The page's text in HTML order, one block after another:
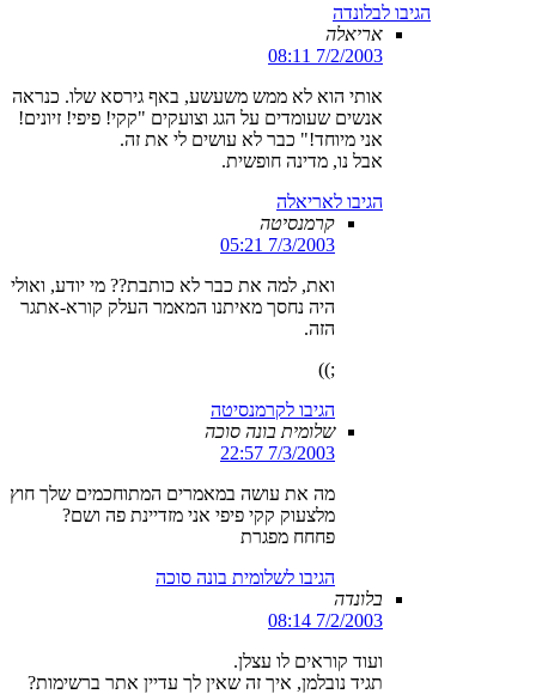
הגיבו לבלונדה
אריאלה
7/2/2003 08:11
אותי הוא לא ממש משעשע, באף גירסא שלו. כנראה
אנשים שעומדים על הגג וצועקים "קקי! פיפי! זיונים!
אני מיוחד!" כבר לא עושים לי את זה.
אבל נו, מדינה חופשית.
הגיבו לאריאלה
קרמנסיטה
7/3/2003 05:21
ואת, למה את כבר לא כותבת?? מי יודע, ואולי
היה נחסך מאיתנו המאמר העלק קורא-אתגר
הזה.
;))
הגיבו לקרמנסיטה
שלומית בונה סוכה
7/3/2003 22:57
מה את עושה במאמרים המתוחכמים שלך חוץ
מלצעוק קקי פיפי אני מזדיינת פה ושם?
פחחח מפגרת
הגיבו לשלומית בונה סוכה
בלונדה
7/2/2003 08:14
ועוד קוראים לו עצלן.
תגיד נובלמן, איך זה שאין לך עדיין אתר ברשימות?